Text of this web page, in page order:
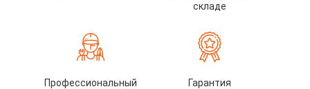
складе
Профессиональный
Гарантия